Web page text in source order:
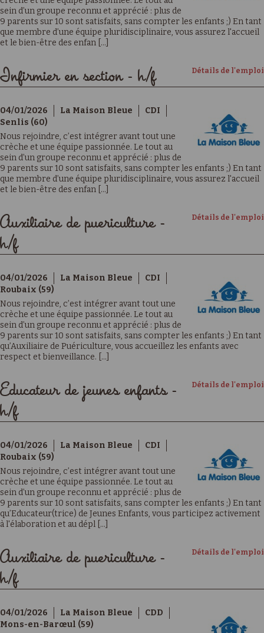
sein d’un groupe reconnu et apprécié : plus de
9 parents sur 10 sont satisfaits, sans compter les enfants ;) En tant
que membre d’une équipe pluridisciplinaire, vous assurez l'accueil
et le bien-être des enfan [...]
Détails de l'emploi
Infirmier en section - h/f
04/01/2026 La Maison Bleue
CDI
Senlis (60)
Nous rejoindre, c’est intégrer avant tout une
crèche et une équipe passionnée. Le tout au
sein d’un groupe reconnu et apprécié : plus de
9 parents sur 10 sont satisfaits, sans compter les enfants ;) En tant
que membre d’une équipe pluridisciplinaire, vous assurez l'accueil
et le bien-être des enfan [...]
Détails de l'emploi
Auxiliaire de puericulture -
h/f
04/01/2026 La Maison Bleue
CDI
Roubaix (59)
Nous rejoindre, c’est intégrer avant tout une
crèche et une équipe passionnée. Le tout au
sein d’un groupe reconnu et apprécié : plus de
9 parents sur 10 sont satisfaits, sans compter les enfants ;) En tant
qu’Auxiliaire de Puériculture, vous accueillez les enfants avec
respect et bienveillance. [...]
Détails de l'emploi
Educateur de jeunes enfants -
h/f
04/01/2026 La Maison Bleue
CDI
Roubaix (59)
Nous rejoindre, c’est intégrer avant tout une
crèche et une équipe passionnée. Le tout au
sein d’un groupe reconnu et apprécié : plus de
9 parents sur 10 sont satisfaits, sans compter les enfants ;) En tant
qu’Educateur(trice) de Jeunes Enfants, vous participez activement
à l'élaboration et au dépl [...]
Détails de l'emploi
Auxiliaire de puericulture -
h/f
04/01/2026 La Maison Bleue
CDD
Mons-en-Barœul (59)